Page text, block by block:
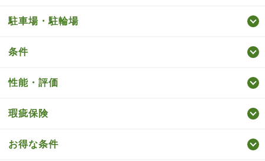
駐車場・駐輪場
条件
性能・評価
瑕疵保険
お得な条件